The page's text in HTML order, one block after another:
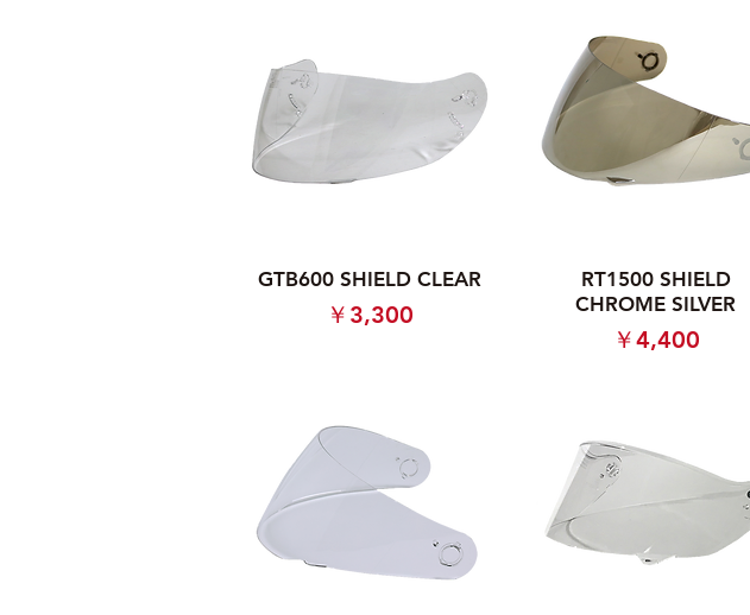
GTB600 SHIELD CLEAR
価格
￥3,300
RT1500 SHIELD
CHROME SILVER
価格
￥4,400